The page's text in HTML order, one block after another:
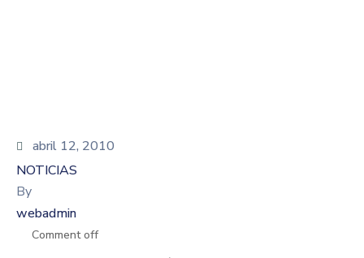
abril 12, 2010
NOTICIAS
By
webadmin
Comment off